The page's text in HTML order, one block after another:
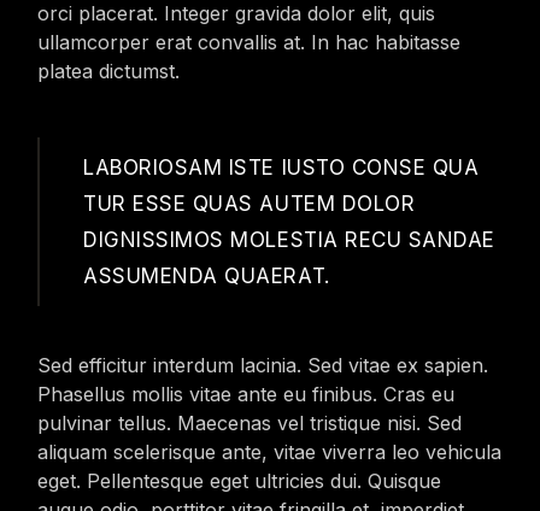
orci placerat. Integer gravida dolor elit, quis
ullamcorper erat convallis at. In hac habitasse
platea dictumst.
LABORIOSAM ISTE IUSTO CONSE QUA
TUR ESSE QUAS AUTEM DOLOR
DIGNISSIMOS MOLESTIA RECU SANDAE
ASSUMENDA QUAERAT.
Sed efficitur interdum lacinia. Sed vitae ex sapien.
Phasellus mollis vitae ante eu finibus. Cras eu
pulvinar tellus. Maecenas vel tristique nisi. Sed
aliquam scelerisque ante, vitae viverra leo vehicula
eget. Pellentesque eget ultricies dui. Quisque